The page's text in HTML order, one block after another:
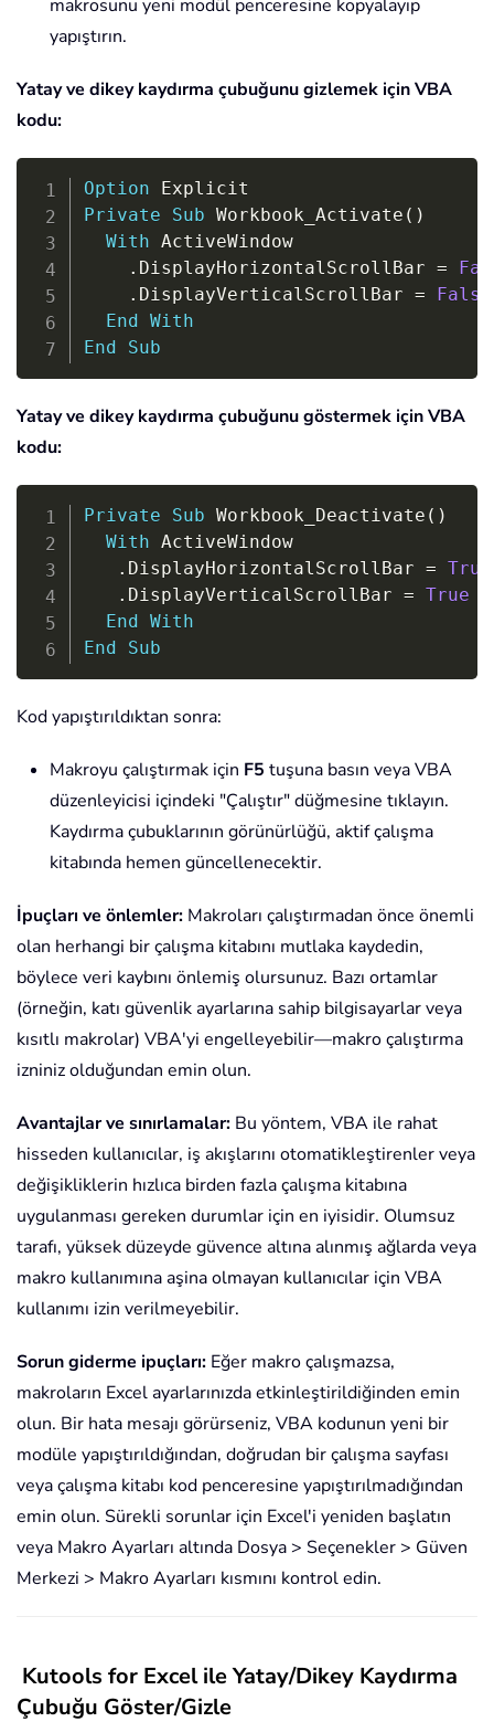
makrosunu yeni modül penceresine kopyalayıp
yapıştırın.
Yatay ve dikey kaydırma çubuğunu gizlemek için VBA
kodu:
Option
Private
Sub Workbook_Activate ( )
With ActiveWindow
. DisplayHorizontalScrollBar =
. DisplayVerticalScrollBar =
False
End
With
End
Sub
Yatay ve dikey kaydırma çubuğunu göstermek için VBA
kodu:
Private Sub Workbook_Deactivate ( )
With ActiveWindow
. DisplayHorizontalScrollBar = True
. DisplayVerticalScrollBar = True
End
With
End
Sub
Copy
Kod yapıştırıldıktan sonra:
Makroyu çalıştırmak için F5 tuşuna basın veya VBA
düzenleyicisi içindeki "Çalıştır" düğmesine tıklayın.
Kaydırma çubuklarının görünürlüğü, aktif çalışma
kitabında hemen güncellenecektir.
İpuçları ve önlemler: Makroları çalıştırmadan önce önemli
olan herhangi bir çalışma kitabını mutlaka kaydedin,
böylece veri kaybını önlemiş olursunuz. Bazı ortamlar
(örneğin, katı güvenlik ayarlarına sahip bilgisayarlar veya
kısıtlı makrolar) VBA'yi engelleyebilir—makro çalıştırma
izniniz olduğundan emin olun.
Avantajlar ve sınırlamalar: Bu yöntem, VBA ile rahat
hisseden kullanıcılar, iş akışlarını otomatikleştirenler veya
değişikliklerin hızlıca birden fazla çalışma kitabına
uygulanması gereken durumlar için en iyisidir. Olumsuz
tarafı, yüksek düzeyde güvence altına alınmış ağlarda veya
makro kullanımına aşina olmayan kullanıcılar için VBA
kullanımı izin verilmeyebilir.
Sorun giderme ipuçları: Eğer makro çalışmazsa,
makroların Excel ayarlarınızda etkinleştirildiğinden emin
olun. Bir hata mesajı görürseniz, VBA kodunun yeni bir
modüle yapıştırıldığından, doğrudan bir çalışma sayfası
veya çalışma kitabı kod penceresine yapıştırılmadığından
emin olun. Sürekli sorunlar için Excel'i yeniden başlatın
veya Makro Ayarları altında Dosya > Seçenekler > Güven
Merkezi > Makro Ayarları kısmını kontrol edin.
Kutools for Excel ile Yatay/Dikey Kaydırma
Çubuğu Göster/Gizle